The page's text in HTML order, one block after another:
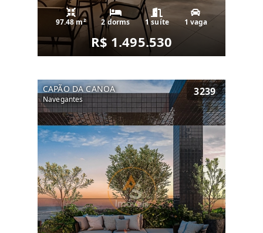
97.48 m² 2 dorms 1 suíte 1 vaga
R$ 1.495.530
CAPÃO DA CANOA
Navegantes
3239